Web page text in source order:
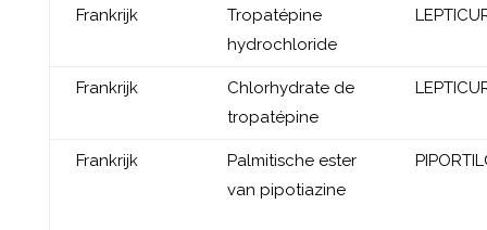
Frankrijk
Tropatépine
hydrochloride
Frankrijk
Chlorhydrate de
tropatépine
Frankrijk
Palmitische ester
van pipotiazine